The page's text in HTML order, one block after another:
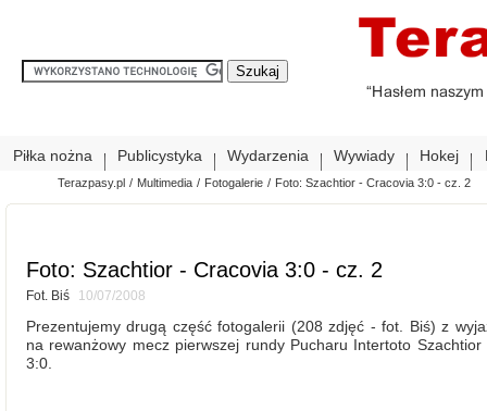
Piłka nożna Publicystyka Wydarzenia Wywiady Hokej
Terazpasy.pl / Multimedia / Fotogalerie / Foto: Szachtior - Cracovia 3:0 - cz. 2
Foto: Szachtior - Cracovia 3:0 - cz. 2
Fot. Biś 10/07/2008
Prezentujemy drugą część fotogalerii (208 zdjęć - fot. Biś) z
na rewanżowy mecz pierwszej rundy Pucharu Intertoto
3:0.